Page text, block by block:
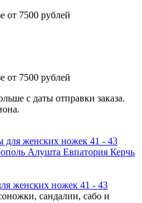
от 7500 рублей
от 7500 рублей
с даты отправки заказа.
женских ножек 41 - 43
сандалии, сабо и